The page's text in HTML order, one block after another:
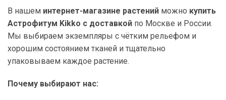
В нашем интернет-магазине растений можно купить
Астрофитум Kikko с доставкой по Москве и России.
Мы выбираем экземпляры с чётким рельефом и
хорошим состоянием тканей и тщательно
упаковываем каждое растение.
Почему выбирают нас: